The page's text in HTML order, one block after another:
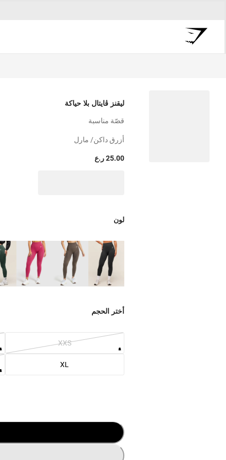
ليقنز ڤايتال بلا حياكة
قصّة مناسبة
أزرق داكن/ مارل
25.00 ر.ع
لون
أختر الحجم
XXS
XL